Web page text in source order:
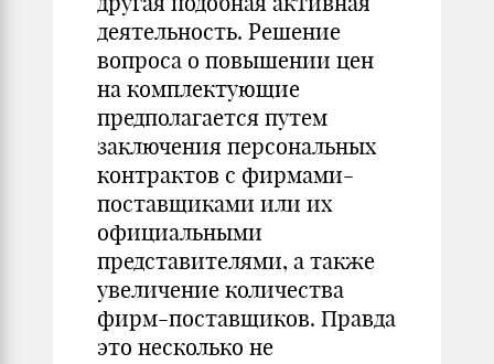
деятельность. Решение
вопроса о повышении цен
на комплектующие
предполагается путем
заключения персональных
контрактов с фирмами-
поставщиками или их
официальными
представителями, а также
увеличение количества
фирм-поставщиков. Правда
это несколько не